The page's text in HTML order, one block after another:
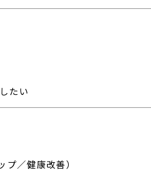
たい
／健康改善）